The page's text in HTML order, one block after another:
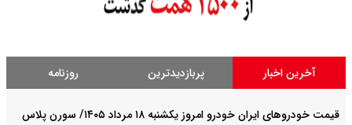
آخرین اخبار پربازدیدترین روزنامه
قیمت خودرو‌های ایران خودرو امروز یکشنبه ۱۸ مرداد ۱۴۰۵/ سورن پلاس